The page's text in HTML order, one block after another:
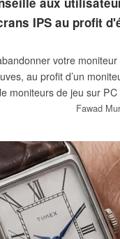
IPS au profit
votre
au profit d’un
moniteurs de jeu sur PC
Selon elle, compte tenu
de moniteurs
Fawad